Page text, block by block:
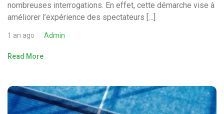
nombreuses interrogations. En effet, cette démarche vise à
améliorer l’expérience des spectateurs […]
1 an ago Admin
Read More